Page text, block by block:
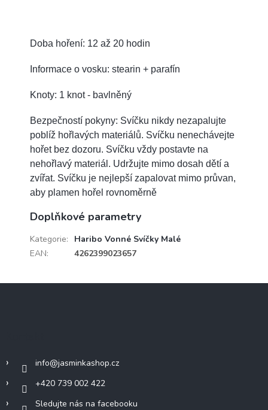
Doba hoření: 12 až 20 hodin
Informace o vosku: stearin + parafín
Knoty: 1 knot - bavlněný
Bezpečností pokyny: Svíčku nikdy nezapalujte
poblíž hořlavých materiálů. Svíčku nenechávejte
hořet bez dozoru. Svíčku vždy postavte na
nehořlavý materiál. Udržujte mimo dosah dětí a
zvířat. Svíčku je nejlepší zapalovat mimo průvan,
aby plamen hořel rovnoměrně
Doplňkové parametry
Kategorie:
Haribo Vonné Svíčky Malé
EAN: 4262399023657
info@jasminkashop.cz
+420 739 002 422
Sledujte nás na facebooku